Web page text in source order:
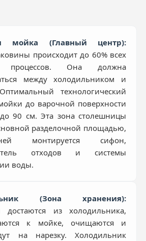
мойка (Главный центр):
происходит до 60% всех
процессов. Она должна
между холодильником и
технологический
до варочной поверхности
90 см. Эта зона столешницы
разделочной площадью,
монтируется сифон,
отходов и системы
воды.
(Зона хранения):
достаются из холодильника,
к мойке, очищаются и
на нарезку. Холодильник